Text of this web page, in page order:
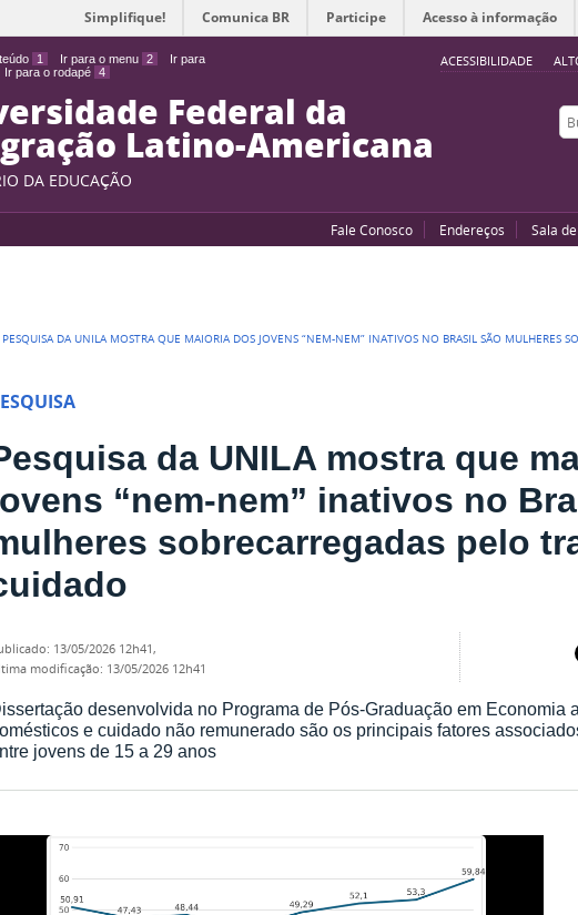
1 Ir para o menu 2
Ir para
Ir para o rodapé 4
ACESSIBILIDADE
Simplifique! Comunica BR Participe Acesso à informação
Federal da
Latino-Americana
DA EDUCAÇÃO
Fale Conosco Endereços Sala
PESQUISA DA UNILA MOSTRA QUE MAIORIA DOS JOVENS “NEM-NEM” INATIVOS NO BRASIL SÃO MULHERES
da UNILA mostra que
“nem-nem” inativos no
sobrecarregadas pelo
: 13/05/2026 12h41,
última modificação: 13/05/2026 12h41
desenvolvida no Programa de Pós-Graduação em Economia
e cuidado não remunerado são os principais fatores
jovens de 15 a 29 anos